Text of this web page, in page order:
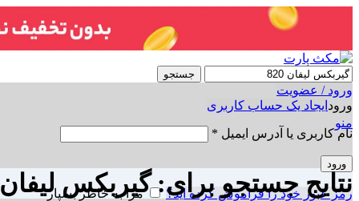
جستجو
ورود / عضویت
ورود ایجاد یک حساب کاربری
نام کاربری یا آدرس ایمیل *
ورود
رمز عبور خود را فراموش کرده اید؟ مرا به خاطر بسپار
منو
نتایج جستجو برای: گیربکس لیفان 820